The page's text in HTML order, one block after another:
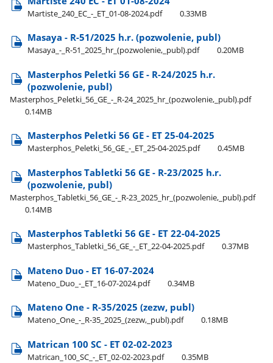
Martiste​_240​_EC​_-​_ET​_01-08-2024.pdf 0.33MB
Masaya - R-51/2025 h.r. (pozwolenie, publ)
Masaya​_-​_R-51​_2025​_hr​_(pozwolenie,​_publ).pdf 0.20MB
Masterphos Peletki 56 GE - R-24/2025 h.r.
(pozwolenie, publ)
Masterphos​_Peletki​_56​_GE​_-​_R-24​_2025​_hr​_(pozwolenie,​_publ).pdf
0.14MB
Masterphos Peletki 56 GE - ET 25-04-2025
Masterphos​_Peletki​_56​_GE​_-​_ET​_25-04-2025.pdf 0.45MB
Masterphos Tabletki 56 GE - R-23/2025 h.r.
(pozwolenie, publ)
Masterphos​_Tabletki​_56​_GE​_-​_R-23​_2025​_hr​_(pozwolenie,​_publ).pdf
0.14MB
Masterphos Tabletki 56 GE - ET 22-04-2025
Masterphos​_Tabletki​_56​_GE​_-​_ET​_22-04-2025.pdf 0.37MB
Mateno Duo - ET 16-07-2024
Mateno​_Duo​_-​_ET​_16-07-2024.pdf 0.34MB
Mateno One - R-35/2025 (zezw, publ)
Mateno​_One​_-​_R-35​_2025​_(zezw,​_publ).pdf 0.18MB
Matrican 100 SC - ET 02-02-2023
Matrican​_100​_SC​_-​_ET​_02-02-2023.pdf 0.35MB